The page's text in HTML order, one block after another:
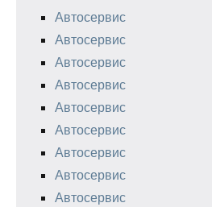
Автосервис
Автосервис
Автосервис
Автосервис
Автосервис
Автосервис
Автосервис
Автосервис
Автосервис